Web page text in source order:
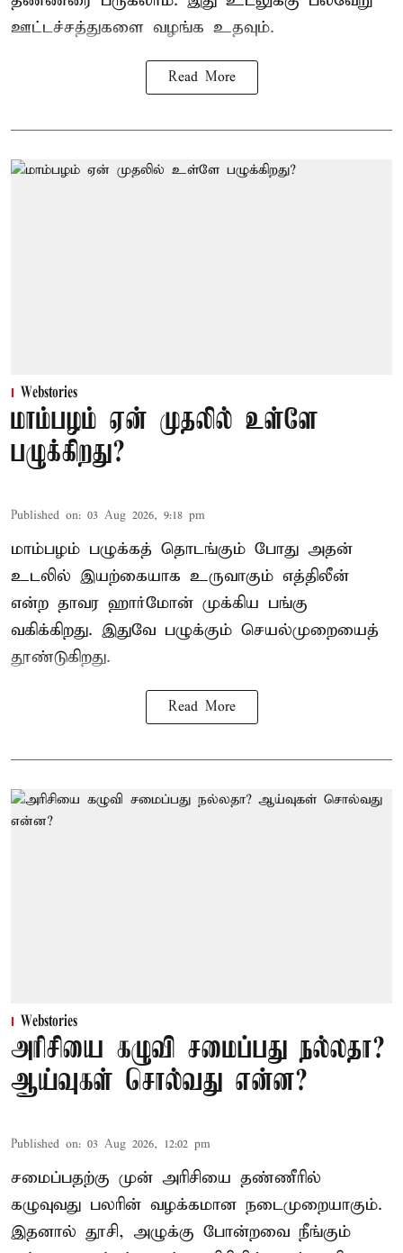
ஊட்டச்சத்துகளை வழங்க உதவும்.
Read More
Webstories
மாம்பழம் ஏன் முதலில் உள்ளே
பழுக்கிறது?
Published on: 03 Aug 2026, 9:18 pm
மாம்பழம் பழுக்கத் தொடங்கும் போது அதன்
உடலில் இயற்கையாக உருவாகும் எத்திலீன்
என்ற தாவர ஹார்மோன் முக்கிய பங்கு
வகிக்கிறது. இதுவே பழுக்கும் செயல்முறையைத்
தூண்டுகிறது.
Read More
Webstories
அரிசியை கழுவி சமைப்பது நல்லதா?
ஆய்வுகள் சொல்வது என்ன?
Published on: 03 Aug 2026, 12:02 pm
சமைப்பதற்கு முன் அரிசியை தண்ணீரில்
கழுவுவது பலரின் வழக்கமான நடைமுறையாகும்.
இதனால் தூசி, அழுக்கு போன்றவை நீங்கும்